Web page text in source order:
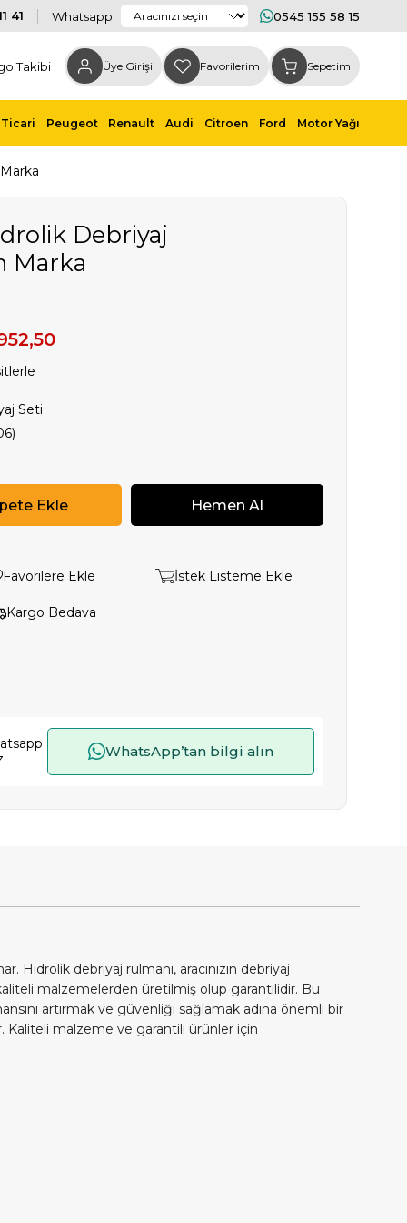
41 Whatsapp 0545 155 58 15
Takibi Üye Girişi Favorilerim Sepetim
Peugeot Renault Audi Citroen Ford Motor Yağı
Debriyaj
Marka
Seti
Favorilere Ekle İstek Listeme Ekle
Kargo Bedava
WhatsApp’tan bilgi alın
debriyaj rulmanı, aracınızın debriyaj
malzemelerden üretilmiş olup garantilidir. Bu
artırmak ve güvenliği sağlamak adına önemli bir
Kaliteli malzeme ve garantili ürünler için